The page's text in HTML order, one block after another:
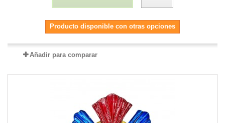
Producto disponible con otras opciones
Añadir para comparar